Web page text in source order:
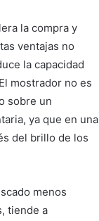
la compra y
ventajas no
la capacidad
mostrador no es
sobre un
ya que en una
del brillo de los
menos
tiende a